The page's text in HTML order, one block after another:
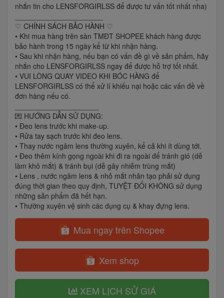
nhắn tin cho LENSFORGIRLSS để được tư vấn tốt nhất nha)
♡ CHÍNH SÁCH BẢO HÀNH ♡
• Khi mua hàng trên sàn TMĐT SHOPEE khách hàng được
bảo hành trong 15 ngày kể từ khi nhận hàng.
• Sau khi nhận hàng, nếu bạn có vấn đề gì về sản phẩm, hãy
nhắn cho LENSFORGIRLSS ngay để được hỗ trợ tốt nhất.
• VUI LÒNG QUAY VIDEO KHI BÓC HÀNG để
LENSFORGIRLSS có thể xử lí khiếu nại hoặc các vấn đề về
đơn hàng nếu có.
💌 HƯỚNG DẪN SỬ DỤNG:
• Đeo lens trước khi make-up.
• Rửa tay sạch trước khi đeo lens.
• Thay nước ngâm lens thường xuyên, kể cả khi ít dùng tới.
• Đeo thêm kính gọng ngoài khi đi ra ngoài để tránh gió (dễ
làm khô mắt) & tránh bụi (dễ gây nhiễm trùng mắt)
• Lens , nước ngâm lens & nhỏ mắt nhân tạo phải sử dụng
đúng thời gian theo quy định, TUYỆT ĐỐI KHÔNG sử dụng
những sản phẩm đã hết hạn.
• Thường xuyên vệ sinh các dụng cụ & khay đựng lens.
Mua ngay trên Shopee
Xem shop
XEM LỊCH SỬ GIÁ